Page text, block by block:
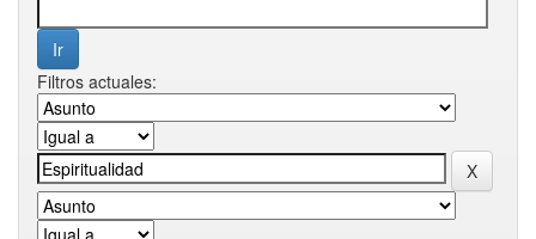
Filtros actuales: